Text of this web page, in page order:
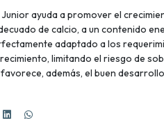
Junior ayuda a promover el
de calcio, a un contenido
adaptado a los
limitando el riesgo de
además, el buen